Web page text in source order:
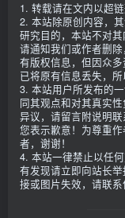
1. 转载请在文内以超
2. 本站除原创内容，
研究目的，本站不对其
请通知我们或作者删
有版权信息，但因众
已将原有信息丢失，所
3. 本站用户所发布的
同其观点和对其真实
异议，请留言附说明
您表示歉意！为尊重
者，谢谢！
4. 本站一律禁止以任
有发现请立即向站长
接或图片失效，请联系